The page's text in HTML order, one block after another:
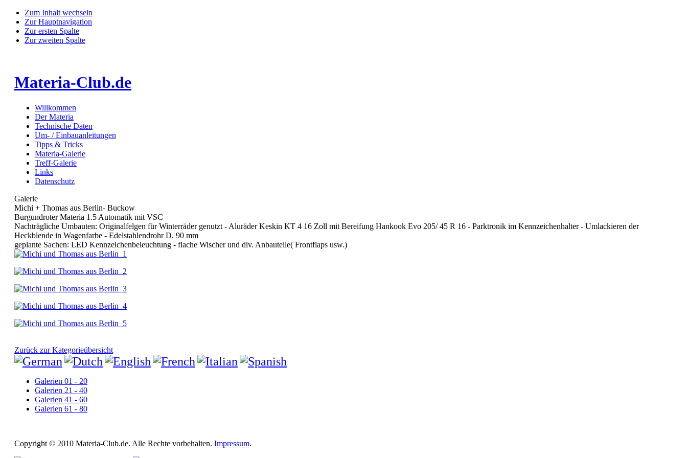
Zum Inhalt wechseln
Zur Hauptnavigation
Zur ersten Spalte
Zur zweiten Spalte
Materia-Club.de
Willkommen
Der Materia
Technische Daten
Um- / Einbauanleitungen
Tipps & Tricks
Materia-Galerie
Treff-Galerie
Links
Datenschutz
Galerie
Michi + Thomas aus Berlin- Buckow
Burgundroter Materia 1.5 Automatik mit VSC
Nachträgliche Umbauten: Originalfelgen für Winterräder genutzt - Aluräder Keskin KT 4 16 Zoll mit Bereifung Hankook Evo 205/ 45 R 16 - Parktronik im Kennzeichenhalter - Umlackieren der
Heckblende in Wagenfarbe - Edelstahlendrohr D. 90 mm
geplante Sachen: LED Kennzeichenbeleuchtung - flache Wischer und div. Anbauteile( Frontflaps usw.)
Zurück zur Kategorieübersicht
Galerien 01 - 20
Galerien 21 - 40
Galerien 41 - 60
Galerien 61 - 80
Copyright © 2010 Materia-Club.de. Alle Rechte vorbehalten. Impressum.